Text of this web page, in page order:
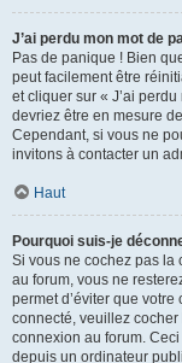
J’ai perdu mon mot de
Pas de panique ! Bien
peut facilement être
et cliquer sur « J’ai
devriez être en mesure
Cependant, si vous ne
invitons à contacter un
Haut
Pourquoi suis-je
Si vous ne cochez pas la
au forum, vous ne
permet d’éviter que votre
connecté, veuillez
connexion au forum.
depuis un ordinateur